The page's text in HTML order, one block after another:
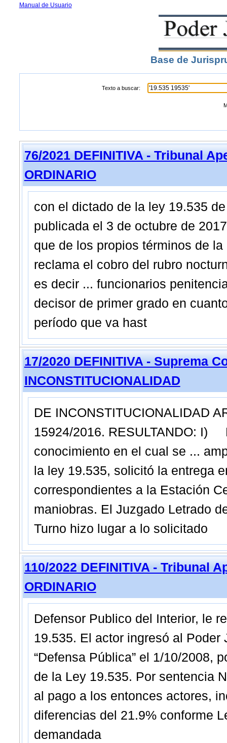
Manual de Usuario
Base de
Texto a buscar:
76/2021 DEFINITIVA - Tribunal
ORDINARIO
con el dictado de la ley 19.535
publicada el 3 de octubre de
que de los propios términos de
reclama el cobro del rubro
es decir ... funcionarios
decisor de primer grado en
período que va hast
17/2020 DEFINITIVA - Suprema
INCONSTITUCIONALIDAD
DE INCONSTITUCIONALIDAD
15924/2016. RESULTANDO: I)
conocimiento en el cual se ...
la ley 19.535, solicitó la entrega
correspondientes a la Estación
maniobras. El Juzgado Letrado
Turno hizo lugar a lo solicitado
110/2022 DEFINITIVA - Tribunal
ORDINARIO
Defensor Publico del Interior, le
19.535. El actor ingresó al
“Defensa Pública” el 1/10/2008,
de la Ley 19.535. Por sentencia
al pago a los entonces actores,
diferencias del 21.9% conforme
demandada